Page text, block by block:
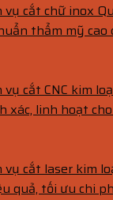
vụ cắt chữ inox
thẩm mỹ cao
vụ cắt CNC kim
xác, linh hoạt
vụ cắt laser kim
quả, tối ưu chi